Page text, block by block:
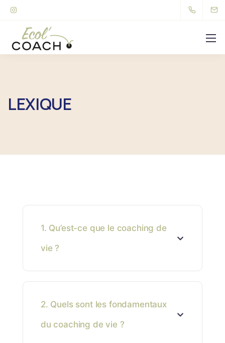
LEXIQUE
1. Qu’est-ce que le coaching de
vie ?
2. Quels sont les fondamentaux
du coaching de vie ?